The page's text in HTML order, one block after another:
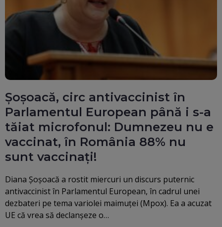
Șoșoacă, circ antivaccinist în
Parlamentul European până i s-a
tăiat microfonul: Dumnezeu nu e
vaccinat, în România 88% nu
sunt vaccinați!
Diana Șoșoacă a rostit miercuri un discurs puternic
antivaccinist în Parlamentul European, în cadrul unei
dezbateri pe tema variolei maimuței (Mpox). Ea a acuzat
UE că vrea să declanșeze o…